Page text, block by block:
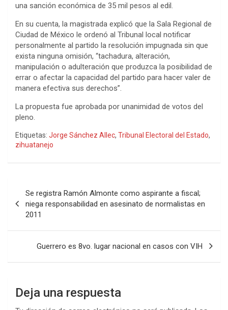
una sanción económica de 35 mil pesos al edil.
En su cuenta, la magistrada explicó que la Sala Regional de
Ciudad de México le ordenó al Tribunal local notificar
personalmente al partido la resolución impugnada sin que
exista ninguna omisión, “tachadura, alteración,
manipulación o adulteración que produzca la posibilidad de
errar o afectar la capacidad del partido para hacer valer de
manera efectiva sus derechos”.
La propuesta fue aprobada por unanimidad de votos del
pleno.
Etiquetas: Jorge Sánchez Allec, Tribunal Electoral del Estado,
zihuatanejo
de
entradas
Se registra Ramón Almonte como aspirante a fiscal;
niega responsabilidad en asesinato de normalistas en
2011
Guerrero es 8vo. lugar nacional en casos con VIH
Deja una respuesta